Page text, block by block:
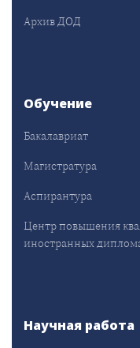
Архив ДОД
Обучение
Бакалавриат
Магистратура
Аспирантура
Центр повышения
иностранных
Научная работа